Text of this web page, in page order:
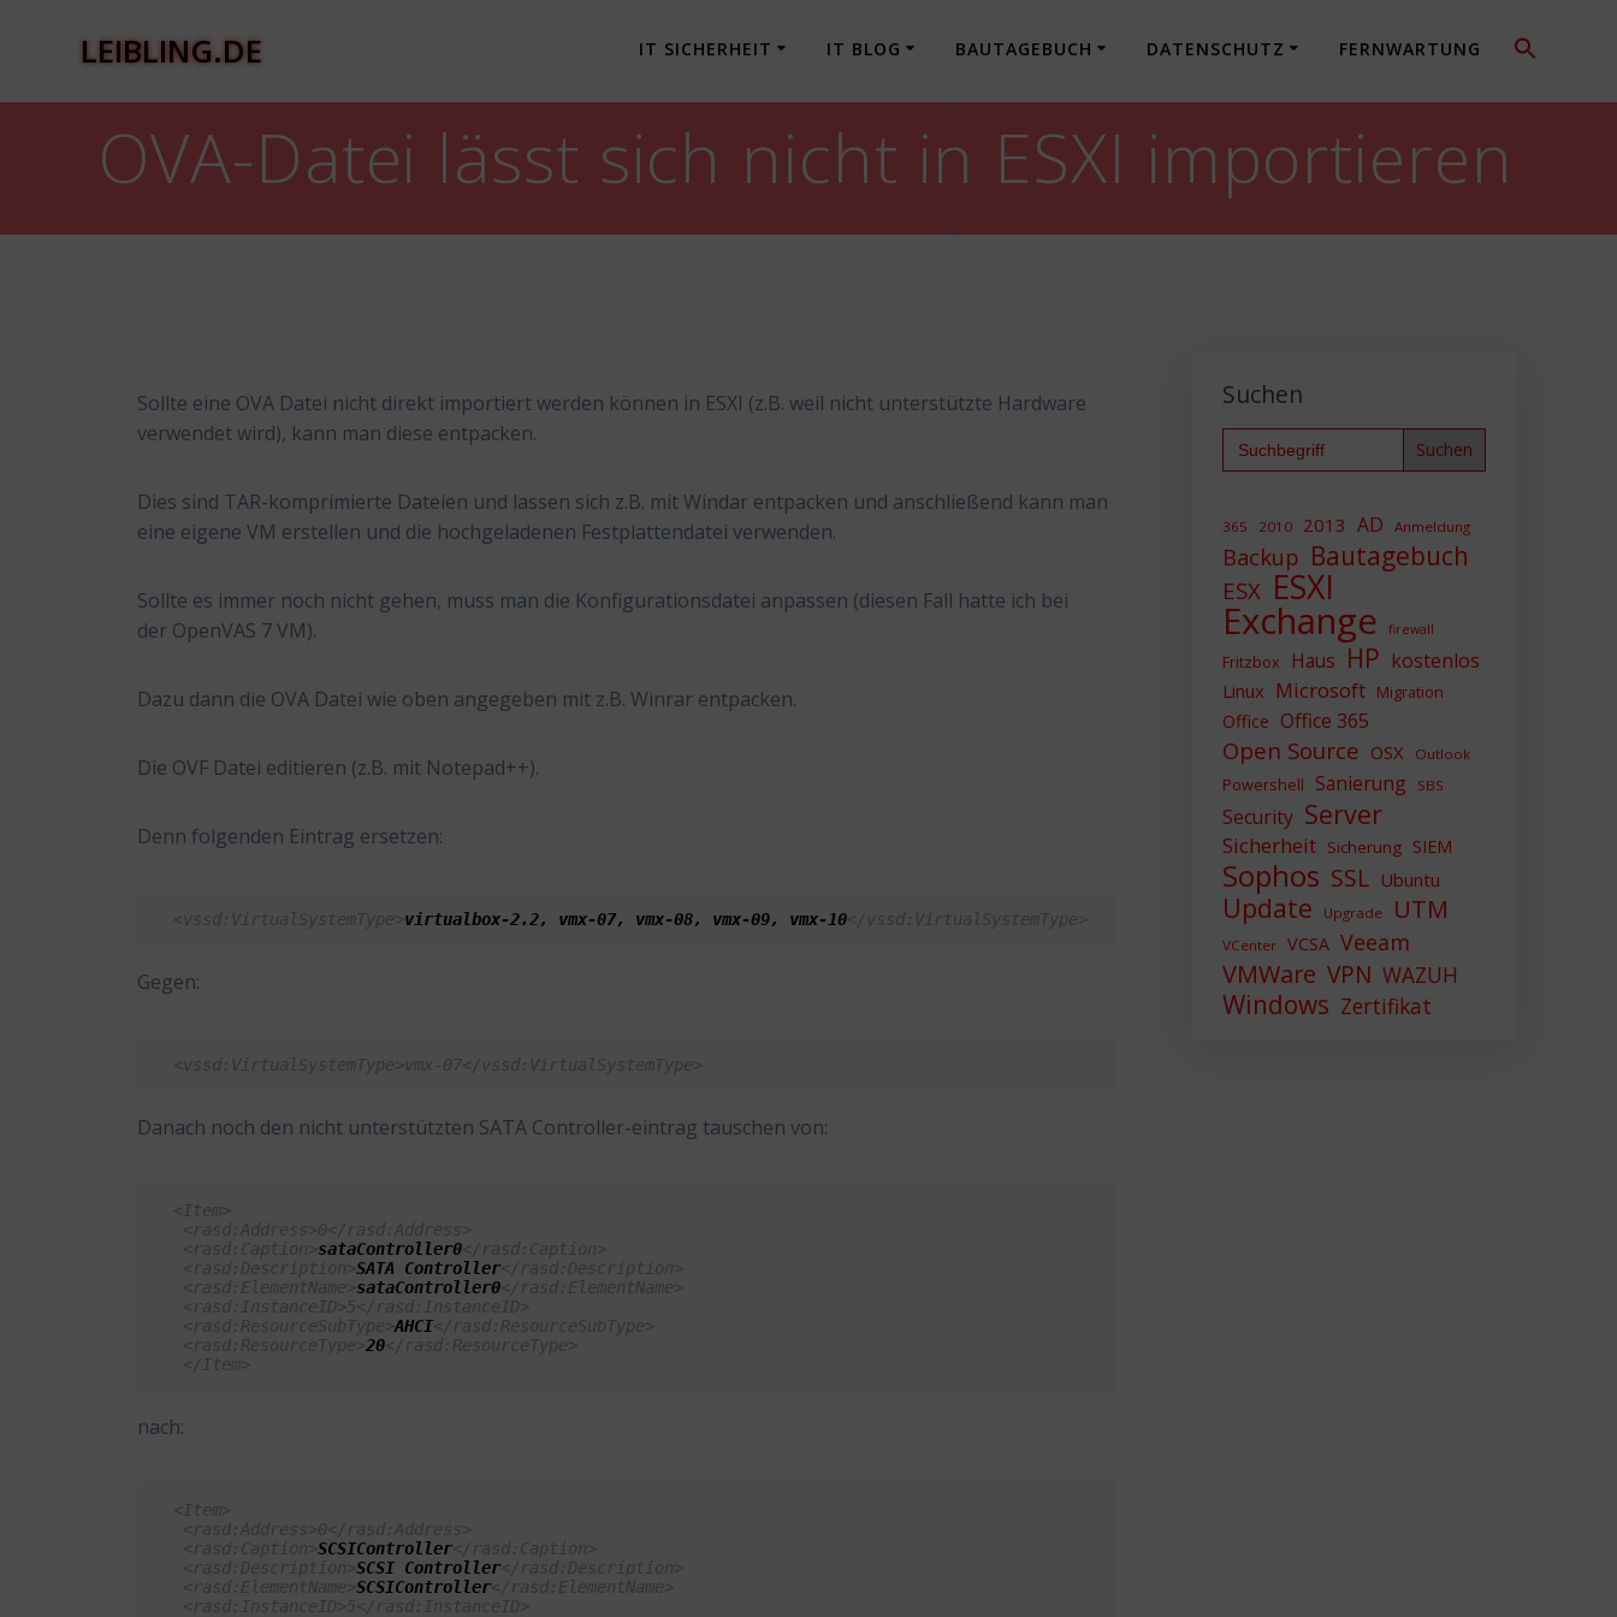
LEIBLING.DE IT SICHERHEIT IT BLOG BAUTAGEBUCH DATENSCHUTZ FERNWARTUNG
OVA-Datei lässt sich nicht in ESXI importieren
Sollte eine OVA Datei nicht direkt importiert werden können in ESXI (z.B. weil nicht unterstützte Hardware
verwendet wird), kann man diese entpacken.
Dies sind TAR-komprimierte Dateien und lassen sich z.B. mit Windar entpacken und anschließend kann man
eine eigene VM erstellen und die hochgeladenen Festplattendatei verwenden.
Sollte es immer noch nicht gehen, muss man die Konfigurationsdatei anpassen (diesen Fall hatte ich bei
der OpenVAS 7 VM).
Dazu dann die OVA Datei wie oben angegeben mit z.B. Winrar entpacken.
Die OVF Datei editieren (z.B. mit Notepad++).
Denn folgenden Eintrag ersetzen:
<vssd:VirtualSystemType>virtualbox-2.2, vmx-07, vmx-08, vmx-09, vmx-10</vssd:VirtualSystemType>
Gegen:
<vssd:VirtualSystemType>vmx-07</vssd:VirtualSystemType>
Danach noch den nicht unterstützten SATA Controller-eintrag tauschen von:
<Item>
<rasd:Address>0</rasd:Address>
<rasd:Caption>sataController0</rasd:Caption>
<rasd:Description>SATA Controller</rasd:Description>
<rasd:ElementName>sataController0</rasd:ElementName>
<rasd:InstanceID>5</rasd:InstanceID>
<rasd:ResourceSubType>AHCI</rasd:ResourceSubType>
<rasd:ResourceType>20</rasd:ResourceType>
</Item>
nach:
<Item>
<rasd:Address>0</rasd:Address>
<rasd:Caption>SCSIController</rasd:Caption>
<rasd:Description>SCSI Controller</rasd:Description>
<rasd:ElementName>SCSIController</rasd:ElementName>
<rasd:InstanceID>5</rasd:InstanceID>
Suchen
Search
for:
365 2010 2013 AD Anmeldung
Backup Bautagebuch
ESX ESXI
Exchange firewall
Fritzbox Haus HP kostenlos
Linux Microsoft Migration
Office Office 365
Open Source OSX Outlook
Powershell Sanierung SBS
Security Server
Sicherheit Sicherung SIEM
Sophos SSL Ubuntu
Update Upgrade UTM
VCenter VCSA Veeam
VMWare VPN WAZUH
Windows Zertifikat